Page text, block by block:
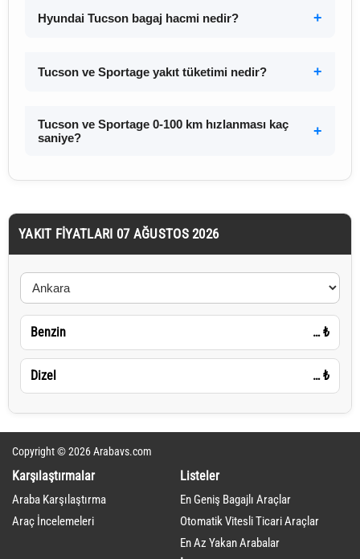
Hyundai Tucson bagaj hacmi nedir?
Tucson ve Sportage yakıt tüketimi nedir?
Tucson ve Sportage 0-100 km hızlanması kaç
saniye?
YAKIT FIYATLARI 07 AĞUSTOS 2026
Benzin … ₺
Dizel … ₺
Copyright © 2026 Arabavs.com
Karşılaştırmalar
Araba Karşılaştırma
Araç İncelemeleri
Listeler
En Geniş Bagajlı Araçlar
Otomatik Vitesli Ticari Araçlar
En Az Yakan Arabalar